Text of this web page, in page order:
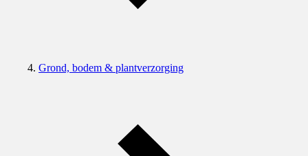
Grond, bodem & plantverzorging